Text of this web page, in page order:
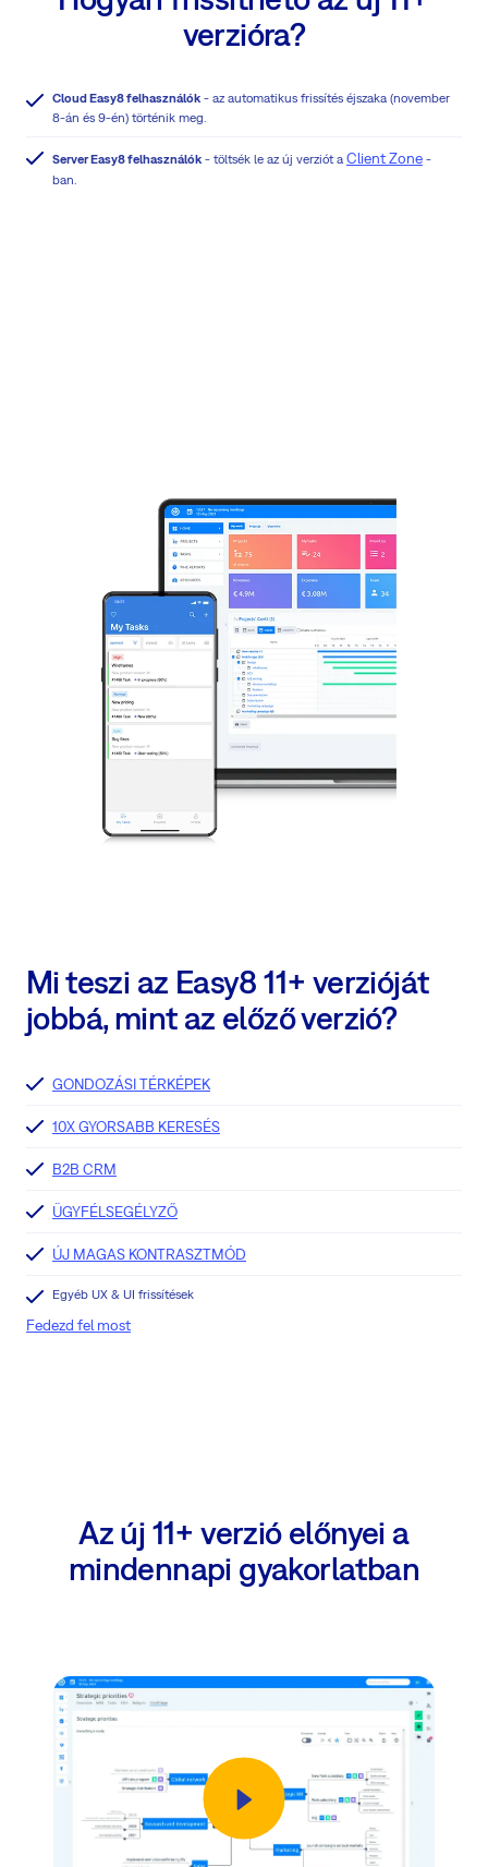
verzióra?
Cloud Easy8 felhasználók- az automatikus frissítés éjszaka (november
8-án és 9-én) történik meg.
Server Easy8 felhasználók- töltsék le az új verziót a Client Zone -
ban.
Mi teszi az Easy8 11+ verzióját
jobbá, mint az előző verzió?
GONDOZÁSI TÉRKÉPEK
10X GYORSABB KERESÉS
B2B CRM
ÜGYFÉLSEGÉLYZŐ
ÚJ MAGAS KONTRASZTMÓD
Egyéb UX & UI frissítések
Fedezd fel most
Az új 11+ verzió előnyei a
mindennapi gyakorlatban